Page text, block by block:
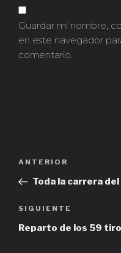
Guardar mi nombre,
en este navegador
comentario.
Navegación
entradas
Entrada
anterior:
ANTERIOR
Toda la carrera
Siguiente
entrada
SIGUIENTE
Reparto de los 59